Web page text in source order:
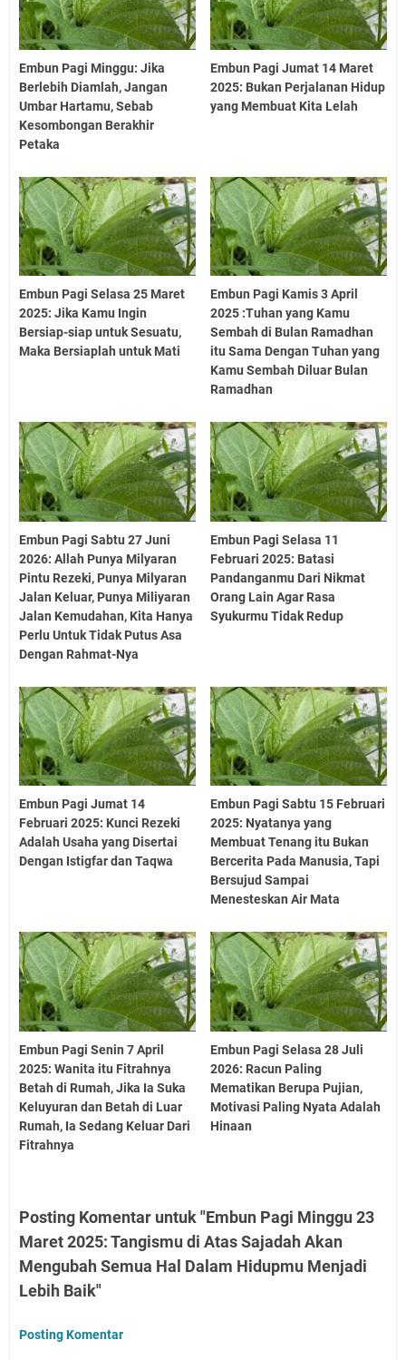
Embun Pagi Minggu: Jika
Berlebih Diamlah, Jangan
Umbar Hartamu, Sebab
Kesombongan Berakhir
Petaka
Embun Pagi Jumat 14 Maret
2025: Bukan Perjalanan Hidup
yang Membuat Kita Lelah
Embun Pagi Selasa 25 Maret
2025: Jika Kamu Ingin
Bersiap-siap untuk Sesuatu,
Maka Bersiaplah untuk Mati
Embun Pagi Kamis 3 April
2025 :Tuhan yang Kamu
Sembah di Bulan Ramadhan
itu Sama Dengan Tuhan yang
Kamu Sembah Diluar Bulan
Ramadhan
Embun Pagi Sabtu 27 Juni
2026: Allah Punya Milyaran
Pintu Rezeki, Punya Milyaran
Jalan Keluar, Punya Miliyaran
Jalan Kemudahan, Kita Hanya
Perlu Untuk Tidak Putus Asa
Dengan Rahmat-Nya
Embun Pagi Selasa 11
Februari 2025: Batasi
Pandanganmu Dari Nikmat
Orang Lain Agar Rasa
Syukurmu Tidak Redup
Embun Pagi Jumat 14
Februari 2025: Kunci Rezeki
Adalah Usaha yang Disertai
Dengan Istigfar dan Taqwa
Embun Pagi Sabtu 15 Februari
2025: Nyatanya yang
Membuat Tenang itu Bukan
Bercerita Pada Manusia, Tapi
Bersujud Sampai
Menesteskan Air Mata
Embun Pagi Senin 7 April
2025: Wanita itu Fitrahnya
Betah di Rumah, Jika Ia Suka
Keluyuran dan Betah di Luar
Rumah, Ia Sedang Keluar Dari
Fitrahnya
Embun Pagi Selasa 28 Juli
2026: Racun Paling
Mematikan Berupa Pujian,
Motivasi Paling Nyata Adalah
Hinaan
Posting Komentar untuk "Embun Pagi Minggu 23
Maret 2025: Tangismu di Atas Sajadah Akan
Mengubah Semua Hal Dalam Hidupmu Menjadi
Lebih Baik"
Posting Komentar